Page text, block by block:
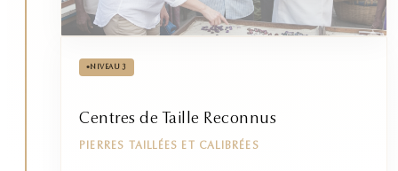
• NIVEAU 3
Centres de Taille Reconnus
PIERRES TAILLÉES ET CALIBRÉES